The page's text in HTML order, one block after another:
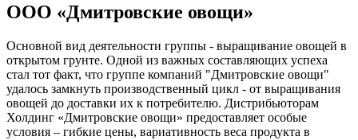
ООО «Дмитровские овощи»
Основной вид деятельности группы - выращивание овощей в
открытом грунте. Одной из важных составляющих успеха
стал тот факт, что группе компаний "Дмитровские овощи"
удалось замкнуть производственный цикл - от выращивания
овощей до доставки их к потребителю. Дистрибьюторам
Холдинг «Дмитровские овощи» предоставляет особые
условия – гибкие цены, вариативность веса продукта в